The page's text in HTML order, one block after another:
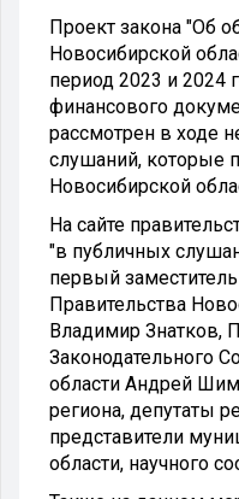
Проект закона "Об
Новосибирской
период 2023 и 2024
финансового
рассмотрен в ходе
слушаний, которые
Новосибирской
На сайте
"в публичных
первый
Правительства
Владимир Знатков,
Законодательного
области Андрей
региона, депутаты
представители
области, научного